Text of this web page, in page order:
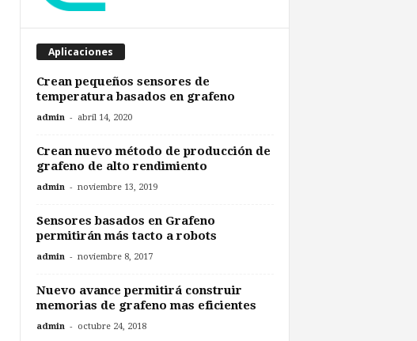
Aplicaciones
Crean pequeños sensores de
temperatura basados en grafeno
admin - abril 14, 2020
Crean nuevo método de producción de
grafeno de alto rendimiento
admin - noviembre 13, 2019
Sensores basados en Grafeno
permitirán más tacto a robots
admin - noviembre 8, 2017
Nuevo avance permitirá construir
memorias de grafeno mas eficientes
admin - octubre 24, 2018